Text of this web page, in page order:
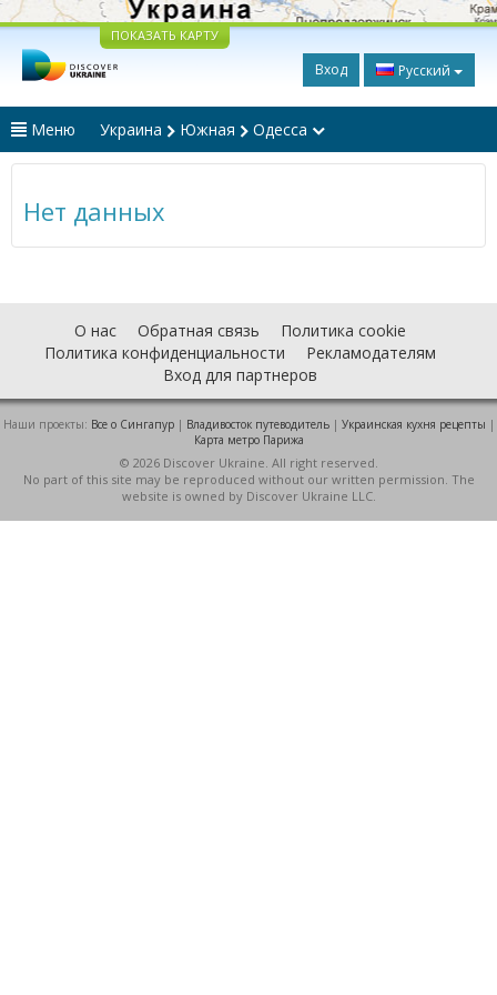
ПОКАЗАТЬ КАРТУ
Вход Русский
Меню Украина Южная Одесса
Нет данных
О нас Обратная связь
Политика cookie
Политика конфиденциальности
Рекламодателям
Вход для партнеров
Наши проекты: Все о Cингапур| Владивосток путеводитель| Украинская кухня рецепты |
Карта метро Парижа
© 2026 Discover Ukraine. All right reserved.
No part of this site may be reproduced without our written permission. The
website is owned by Discover Ukraine LLC.